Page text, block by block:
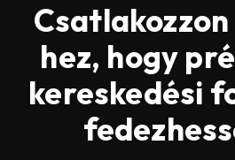
hez, hogy
kereskedési